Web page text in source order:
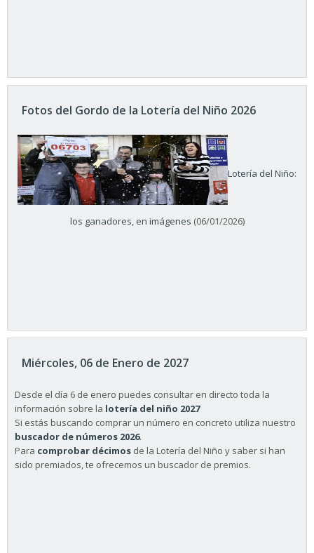
Fotos del Gordo de la Lotería del Niño 2026
Lotería del Niño:
los ganadores, en imágenes (06/01/2026)
Miércoles, 06 de Enero de 2027
Desde el día 6 de enero puedes consultar en directo toda la
información sobre la lotería del niño 2027
Si estás buscando comprar un número en concreto utiliza nuestro
buscador de números 2026.
Para comprobar décimos de la Lotería del Niño y saber si han
sido premiados, te ofrecemos un buscador de premios.